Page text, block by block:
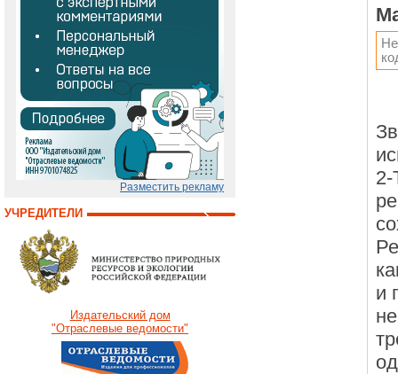
Разместить рекламу
УЧРЕДИТЕЛИ
Издательский дом
"Отраслевые ведомости"
2-
и